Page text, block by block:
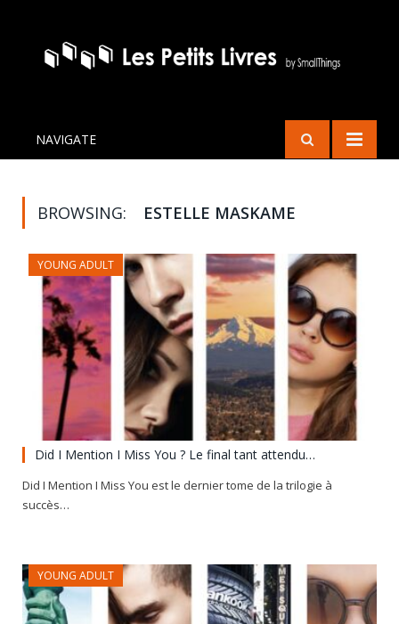
NAVIGATE
BROWSING: ESTELLE MASKAME
YOUNG ADULT
Did I Mention I Miss You ? Le final tant attendu…
Did I Mention I Miss You est le dernier tome de la trilogie à
succès…
YOUNG ADULT